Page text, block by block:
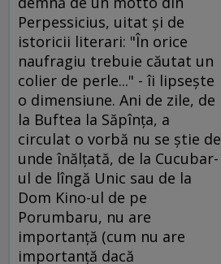
Perpessicius, uitat şi de
istoricii literari: "În orice
naufragiu trebuie căutat un
colier de perle..." - îi lipseşte
o dimensiune. Ani de zile, de
la Buftea la Săpînţa, a
circulat o vorbă nu se ştie de
unde înălţată, de la Cucubar-
ul de lîngă Unic sau de la
Dom Kino-ul de pe
Porumbaru, nu are
importanţă (cum nu are
importanţă dacă